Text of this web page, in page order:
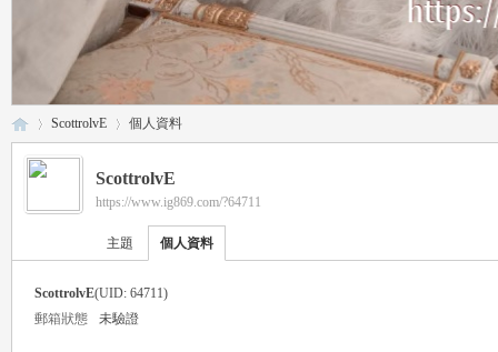
›
ScottrolvE 個人資料
ScottrolvE
https://www.ig869.com/?64711
主題 個人資料
ScottrolvE(UID: 64711)
郵箱狀態
未驗證